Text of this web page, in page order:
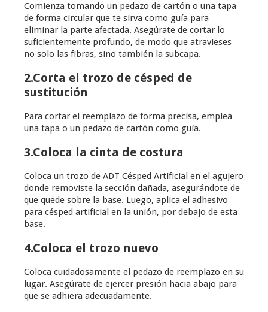
Comienza tomando un pedazo de cartón o una tapa
de forma circular que te sirva como guía para
eliminar la parte afectada. Asegúrate de cortar lo
suficientemente profundo, de modo que atravieses
no solo las fibras, sino también la subcapa.
2.Corta el trozo de césped de
sustitución
Para cortar el reemplazo de forma precisa, emplea
una tapa o un pedazo de cartón como guía.
3.Coloca la cinta de costura
Coloca un trozo de ADT Césped Artificial en el agujero
donde removiste la sección dañada, asegurándote de
que quede sobre la base. Luego, aplica el adhesivo
para césped artificial en la unión, por debajo de esta
base.
4.Coloca el trozo nuevo
Coloca cuidadosamente el pedazo de reemplazo en su
lugar. Asegúrate de ejercer presión hacia abajo para
que se adhiera adecuadamente.